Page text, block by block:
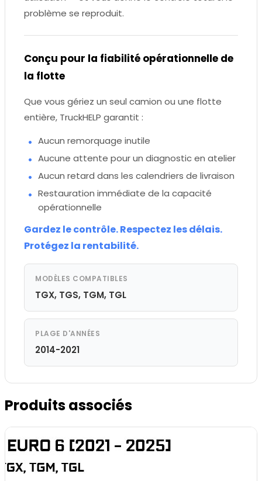
problème se reproduit.
Conçu pour la fiabilité opérationnelle de
la flotte
Que vous gériez un seul camion ou une flotte
entière, TruckHELP garantit :
Aucun remorquage inutile
Aucune attente pour un diagnostic en atelier
Aucun retard dans les calendriers de livraison
Restauration immédiate de la capacité
opérationnelle
Gardez le contrôle. Respectez les délais.
Protégez la rentabilité.
MODÈLES COMPATIBLES
TGX, TGS, TGM, TGL
PLAGE D'ANNÉES
2014-2021
Produits associés